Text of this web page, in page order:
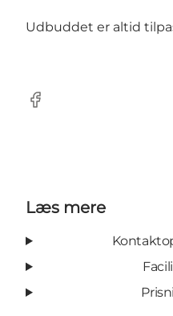
Udbuddet er altid
Facebook
Læs mere